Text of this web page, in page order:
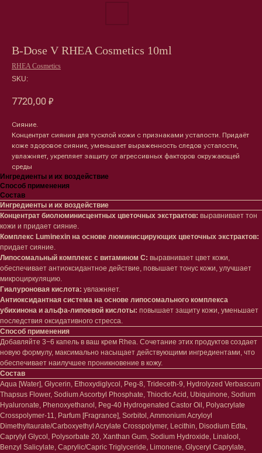
B-Dose V RHEA Cosmetics 10ml
RHEA Cosmetics
SKU:
7720,00 ₽
Сияние.
Концентрат сияния для тусклой кожи с признаками усталости. Придаёт
коже здоровое сияние, уменьшает выраженность следов усталости,
увлажняет, укрепляет защиту от агрессивных факторов окружающей
среды
Ингредиенты и их воздействие
Способ применения
Состав
Ингредиенты и их воздействие
Концентрат биолюминисцентных цветочных экстрактов: выравнивает тон
кожи и придает сияние.
Комплекс Luminexin на основе люминисцирующих цветочных экстрактов:
придает сияние.
Липосомальный комплекс с витамином С: выравнивает цвет кожи,
обеспечивает антиоксидантное действие, повышает тонус кожи, улучшает
микроциркуляцию.
Гиалуроновая кислота: увлажняет.
Антиоксидантная система на основе липосомального комплекса
убихинона и альфа-липоевой кислоты: повышает защиту кожи, уменьшает
последствия оксидативного стресса.
Способ применения
Добавляйте 3−6 капель в ваш крем Rhea. Сочетание этих продуктов создает
новую формулу, максимально насыщает действующими ингредиентами, что
обеспечивает наилучшее проникновение в кожу.
Состав
Aqua [Water], Glycerin, Ethoxydiglycol, Peg-8, Trideceth-9, Hydrolyzed Verbascum
Thapsus Flower, Sodium Ascorbyl Phosphate, Thioctic Acid, Ubiquinone, Sodium
Hyaluronate, Phenoxyethanol, Peg-40 Hydrogenated Castor Oil, Polyacrylate
Crosspolymer-11, Parfum [Fragrance], Sorbitol, Ammonium Acryloyl
Dimethyltaurate/Carboxyethyl Acrylate Crosspolymer, Lecithin, Disodium Edta,
Caprylyl Glycol, Polysorbate 20, Xanthan Gum, Sodium Hydroxide, Linalool,
Benzyl Salicylate, Caprylic/Capric Triglyceride, Limonene, Glyceryl Caprylate,
Кремы
Лосьоны
Очищение
Шея и зона декольте
Пилинги/масла
Уход за руками
Средства для ванны
Гаджеты
Сертификаты
Наборы
Лицо
Очищение
Увлажнение/питание
Сыворотки/ эссенции
Ретинол
Защита от солнца
Тонизация
Восстановление
Маски и патчи
Уход за губами
Декоротивная косметика
Волосы
Проблемы
Шампуни